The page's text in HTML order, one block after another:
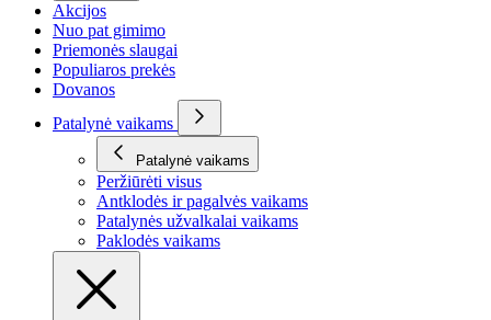
Akcijos
Nuo pat gimimo
Priemonės slaugai
Populiaros prekės
Dovanos
Patalynė vaikams
Patalynė vaikams
Peržiūrėti visus
Antklodės ir pagalvės vaikams
Patalynės užvalkalai vaikams
Paklodės vaikams